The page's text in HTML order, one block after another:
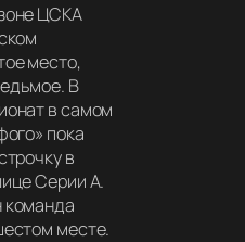
ЦСКА
место,
В
в самом
пока
в
Серии А.
месте.